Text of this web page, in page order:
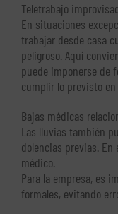
Teletrabajo
En situaciones
trabajar desde casa
peligroso. Aquí
puede imponerse de
cumplir lo previsto
Bajas médicas
Las lluvias también
dolencias previas.
médico.
Para la empresa, es
formales, evitando